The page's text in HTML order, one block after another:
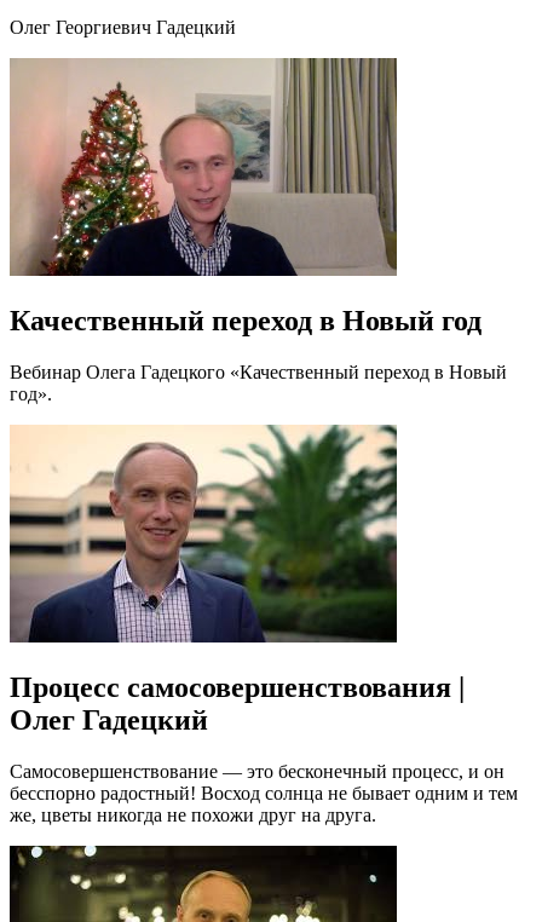
Олег Георгиевич Гадецкий
Качественный переход в Новый год
Вебинар Олега Гадецкого «Качественный переход в Новый
год».
Процесс самосовершенствования |
Олег Гадецкий
Самосовершенствование — это бесконечный процесс, и он
бесспорно радостный! Восход солнца не бывает одним и тем
же, цветы никогда не похожи друг на друга.